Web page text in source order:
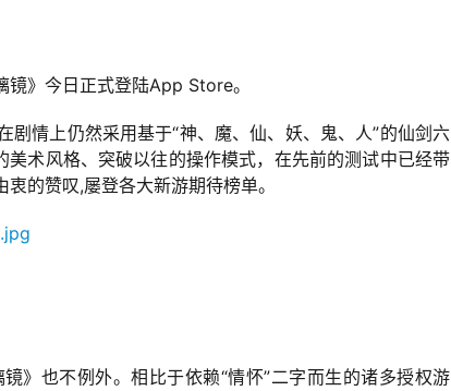
》今日正式登陆App Store。
情上仍然采用基于“神、魔、仙、妖、鬼、人”的仙剑六
术风格、突破以往的操作模式，在先前的测试中已经带
的赞叹,屡登各大新游期待榜单。
》也不例外。相比于依赖“情怀”二字而生的诸多授权游